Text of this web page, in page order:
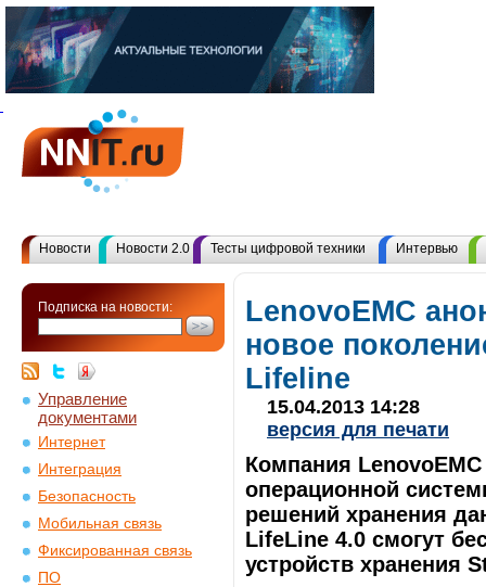
Новости Новости 2.0 Тесты цифровой техники Интервью
Подписка на новости:
Управление
документами
Интернет
Интеграция
Безопасность
Мобильная связь
Фиксированная связь
ПО
LenovoEMC
новое
Lifeline
15.04.2013 14:28
версия для печати
Компания
операционной
решений хранения
LifeLine 4.0 смогут
устройств хранения